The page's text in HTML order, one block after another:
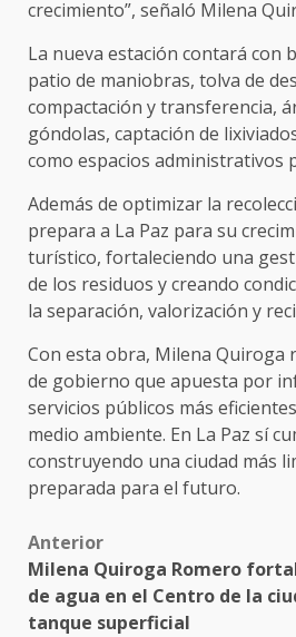
crecimiento”, señaló Milena
La nueva estación contará con
patio de maniobras, tolva de
compactación y transferencia,
góndolas, captación de
como espacios administrativos
Además de optimizar la
prepara a La Paz para su
turístico, fortaleciendo una
de los residuos y creando
la separación, valorización y
Con esta obra, Milena Quiroga
de gobierno que apuesta por
servicios públicos más
medio ambiente. En La Paz sí
construyendo una ciudad más
preparada para el futuro.
Post
navigation
Anterior
Milena Quiroga Romero
de agua en el Centro de la
tanque superficial